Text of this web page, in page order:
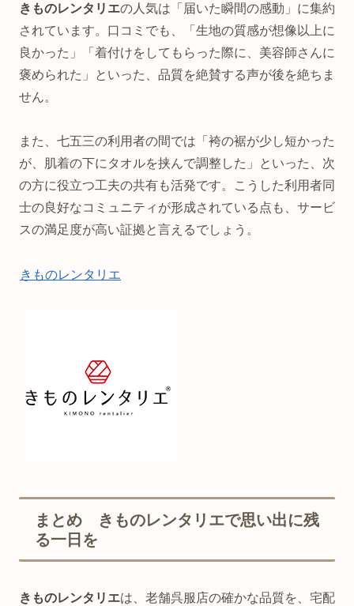
きものレンタリエの人気は「届いた瞬間の感動」に集約
されています。口コミでも、「生地の質感が想像以上に
良かった」「着付けをしてもらった際に、美容師さんに
褒められた」といった、品質を絶賛する声が後を絶ちま
せん。
また、七五三の利用者の間では「袴の裾が少し短かった
が、肌着の下にタオルを挟んで調整した」といった、次
の方に役立つ工夫の共有も活発です。こうした利用者同
士の良好なコミュニティが形成されている点も、サービ
スの満足度が高い証拠と言えるでしょう。
きものレンタリエ
まとめ きものレンタリエで思い出に残
る一日を
きものレンタリエは、老舗呉服店の確かな品質を、宅配